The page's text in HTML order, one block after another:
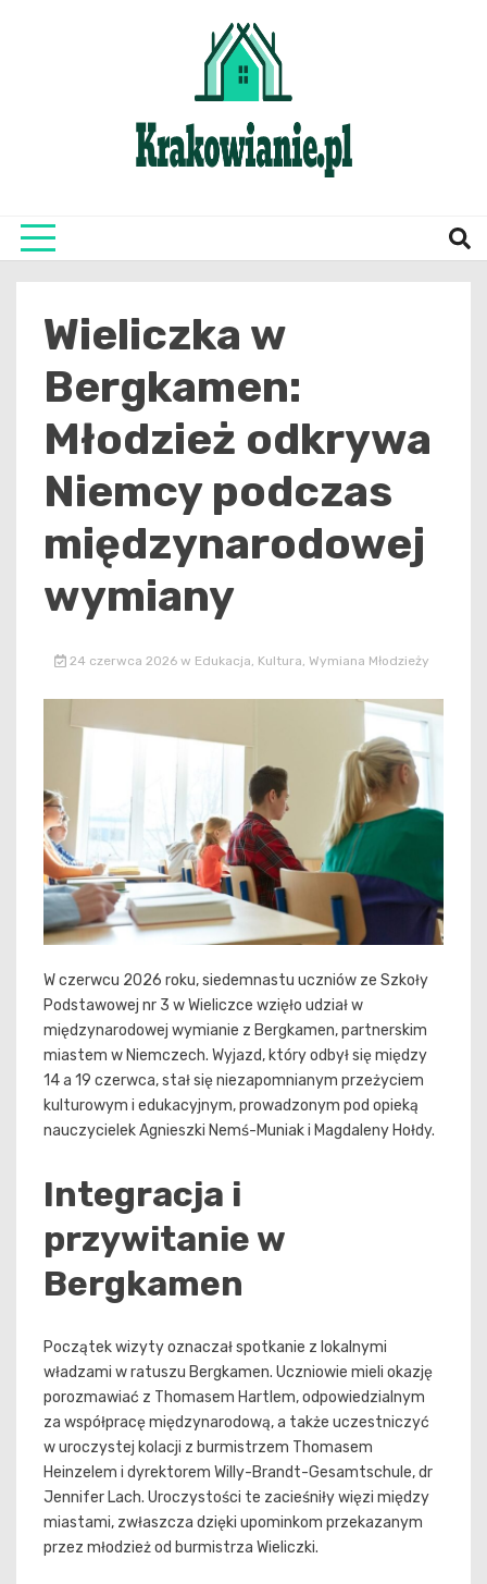
Wieliczka w
Bergkamen:
Młodzież odkrywa
Niemcy podczas
międzynarodowej
wymiany
24 czerwca 2026 w Edukacja, Kultura, Wymiana Młodzieży
W czerwcu 2026 roku, siedemnastu uczniów ze Szkoły
Podstawowej nr 3 w Wieliczce wzięło udział w
międzynarodowej wymianie z Bergkamen, partnerskim
miastem w Niemczech. Wyjazd, który odbył się między
14 a 19 czerwca, stał się niezapomnianym przeżyciem
kulturowym i edukacyjnym, prowadzonym pod opieką
nauczycielek Agnieszki Nemś-Muniak i Magdaleny Hołdy.
Integracja i
przywitanie w
Bergkamen
Początek wizyty oznaczał spotkanie z lokalnymi
władzami w ratuszu Bergkamen. Uczniowie mieli okazję
porozmawiać z Thomasem Hartlem, odpowiedzialnym
za współpracę międzynarodową, a także uczestniczyć
w uroczystej kolacji z burmistrzem Thomasem
Heinzelem i dyrektorem Willy-Brandt-Gesamtschule, dr
Jennifer Lach. Uroczystości te zacieśniły więzi między
miastami, zwłaszcza dzięki upominkom przekazanym
przez młodzież od burmistrza Wieliczki.